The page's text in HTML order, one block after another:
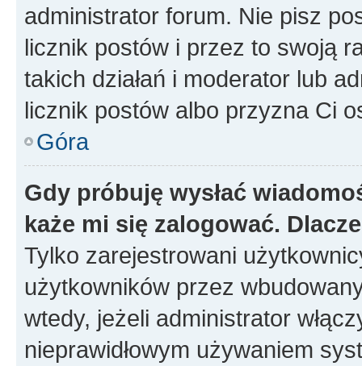
administrator forum. Nie pisz
licznik postów i przez to swoją
takich działań i moderator lub
licznik postów albo przyzna Ci
Góra
Gdy próbuję wysłać
każe mi się zalogować.
Tylko zarejestrowani
użytkowników przez
wtedy, jeżeli administrator
nieprawidłowym używaniem